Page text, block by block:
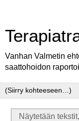
Vanhan Valmetin
saattohoidon
Näytetään